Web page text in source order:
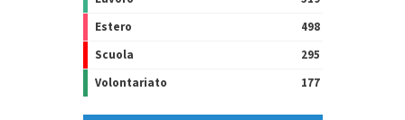
Estero
498
Scuola
295
Volontariato
177